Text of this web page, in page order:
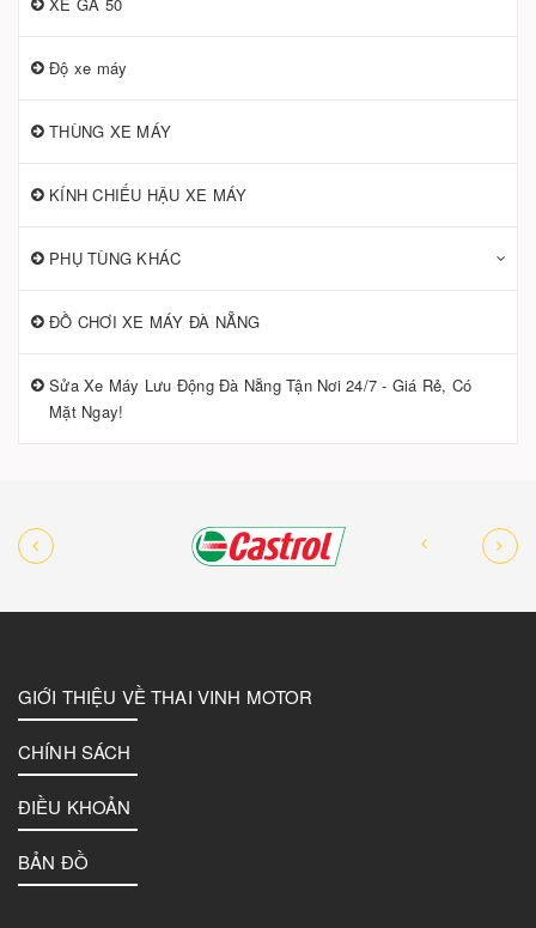
Độ xe máy
THÙNG XE MÁY
KÍNH CHIẾU HẬU XE MÁY
PHỤ TÙNG KHÁC
ĐỒ CHƠI XE MÁY ĐÀ NẴNG
Sửa Xe Máy Lưu Động Đà Nẵng Tận Nơi 24/7 - Giá Rẻ, Có
Mặt Ngay!
GIỚI THIỆU VỀ THAI VINH MOTOR
CHÍNH SÁCH
ĐIỀU KHOẢN
BẢN ĐỒ